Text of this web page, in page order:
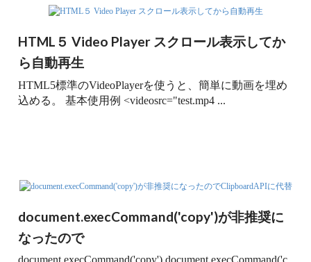
HTML５ Video Player スクロール表示してか
ら自動再生
HTML5標準のVideoPlayerを使うと、簡単に動画を埋め
込める。 基本使用例 <videosrc="test.mp4 ...
document.execCommand('copy')が非推奨に
なったので